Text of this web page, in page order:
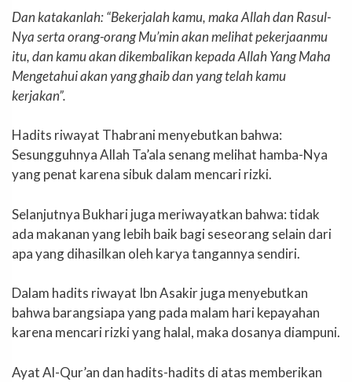
Dan katakanlah: “Bekerjalah kamu, maka Allah dan Rasul-
Nya serta orang-orang Mu’min akan melihat pekerjaanmu
itu, dan kamu akan dikembalikan kepada Allah Yang Maha
Mengetahui akan yang ghaib dan yang telah kamu
kerjakan”.
Hadits riwayat Thabrani menyebutkan bahwa:
Sesungguhnya Allah Ta’ala senang melihat hamba-Nya
yang penat karena sibuk dalam mencari rizki.
Selanjutnya Bukhari juga meriwayatkan bahwa: tidak
ada makanan yang lebih baik bagi seseorang selain dari
apa yang dihasilkan oleh karya tangannya sendiri.
Dalam hadits riwayat Ibn Asakir juga menyebutkan
bahwa barangsiapa yang pada malam hari kepayahan
karena mencari rizki yang halal, maka dosanya diampuni.
Ayat Al-Qur’an dan hadits-hadits di atas memberikan